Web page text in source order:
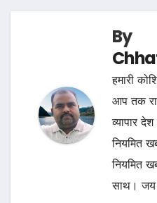
By
हमारी
आप तक
व्यापार
नियमित
नियमित
साथ। जय